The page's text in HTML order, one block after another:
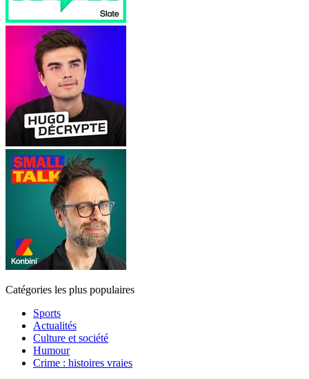
Catégories les plus populaires
Sports
Actualités
Culture et société
Humour
Crime : histoires vraies